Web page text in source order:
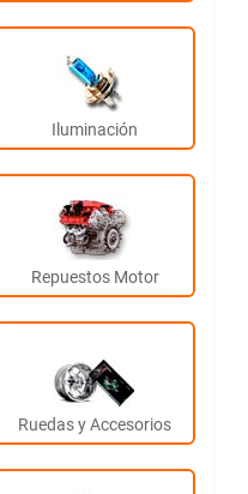
Iluminación
Repuestos Motor
Ruedas y Accesorios